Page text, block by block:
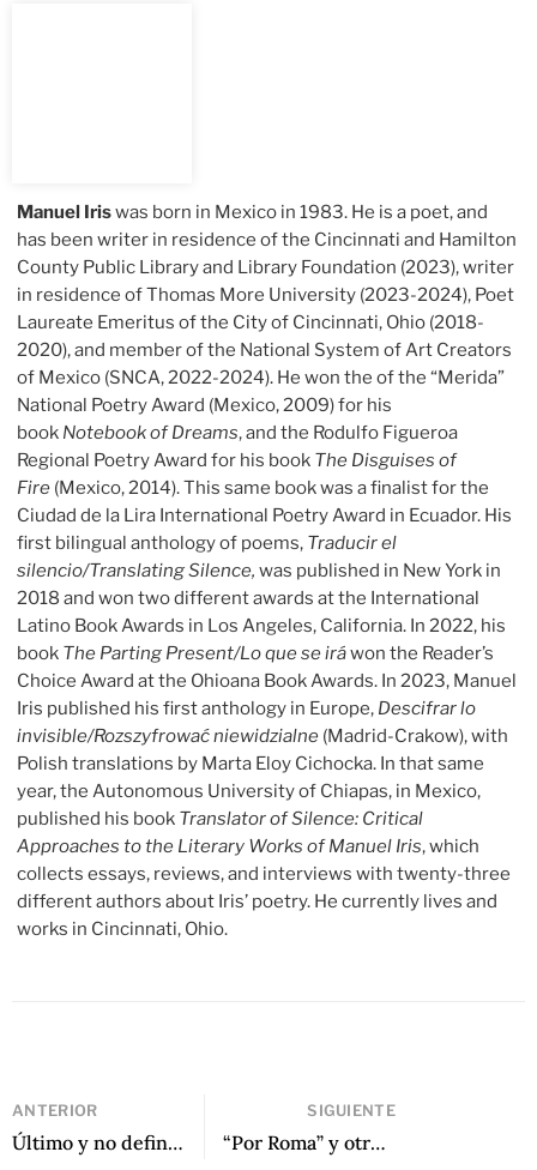
Manuel Iriswas born in Mexico in 1983. He is a poet, and
has been writer in residence of the Cincinnati and Hamilton
County Public Library and Library Foundation (2023), writer
in residence of Thomas More University (2023-2024), Poet
Laureate Emeritus of the City of Cincinnati, Ohio (2018-
2020), and member of the National System of Art Creators
of Mexico (SNCA, 2022-2024). He won the of the “Merida”
National Poetry Award (Mexico, 2009) for his
book Notebook of Dreams, and the Rodulfo Figueroa
Regional Poetry Award for his book The Disguises of
Fire (Mexico, 2014). This same book was a finalist for the
Ciudad de la Lira International Poetry Award in Ecuador. His
first bilingual anthology of poems, Traducir el
silencio/Translating Silence, was published in New York in
2018 and won two different awards at the International
Latino Book Awards in Los Angeles, California. In 2022, his
book The Parting Present/Lo que se iráwon the Reader’s
Choice Award at the Ohioana Book Awards. In 2023, Manuel
Iris published his first anthology in Europe, Descifrar lo
invisible/Rozszyfrować niewidzialne (Madrid-Crakow), with
Polish translations by Marta Eloy Cichocka. In that same
year, the Autonomous University of Chiapas, in Mexico,
published his book Translator of Silence: Critical
Approaches to the Literary Works of Manuel Iris, which
collects essays, reviews, and interviews with twenty-three
different authors about Iris’ poetry. He currently lives and
works in Cincinnati, Ohio.
ANTERIOR
Último y no definitivo regreso al Edén
SIGUIENTE
“Por Roma” y otros poemas